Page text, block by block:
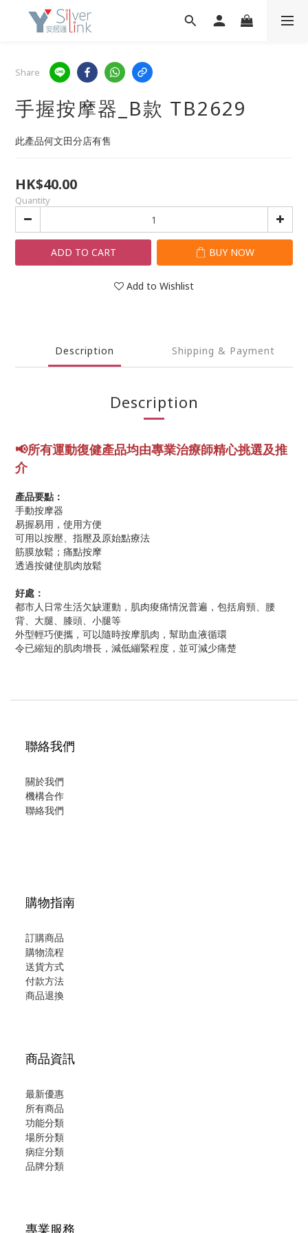
Share
手握按摩器_B款 TB2629
此產品何文田分店有售
HK$40.00
Quantity
ADD TO CART BUY NOW
Add to Wishlist
Description Shipping & Payment
Description
📢所有運動復健產品均由專業治療師精心挑選及推
介
產品要點：
手動按摩器
易握易用，使用方便
可用以按壓、指壓及原始點療法
筋膜放鬆；痛點按摩
透過按健使肌肉放鬆
好處：
都市人日常生活欠缺運動，肌肉痠痛情況普遍，包括肩頸、腰
背、大腿、膝頭、小腿等
外型輕巧便攜，可以隨時按摩肌肉，幫助血液循環
令已縮短的肌肉增長，減低繃緊程度，並可減少痛楚
聯絡我們
關於我們
機構合作
聯絡我們
購物指南
訂購商品
購物流程
送貨方式
付款方法
商品退換
商品資訊
最新優惠
所有商品
功能分類
場所分類
病症分類
品牌分類
專業服務